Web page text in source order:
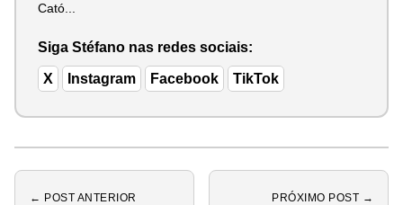
Cató...
Siga Stéfano nas redes sociais:
X Instagram Facebook TikTok
← POST ANTERIOR PRÓXIMO POST →